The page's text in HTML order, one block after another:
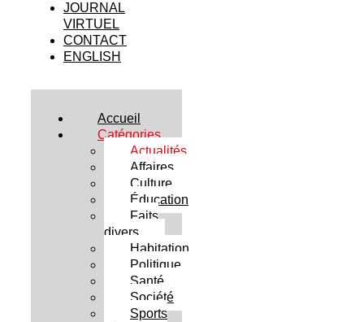
JOURNAL
VIRTUEL
CONTACT
ENGLISH
Accueil
Catégories
Actualités
Affaires
Culture
Éducation
Faits
divers
Habitation
Politique
Santé
Société
Sports